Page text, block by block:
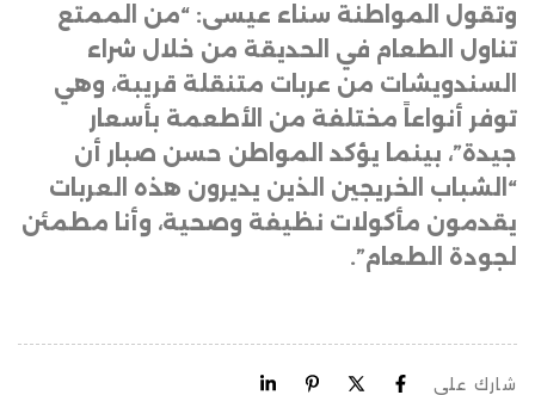
وتقول المواطنة سناء عيسى: “من الممتع
تناول الطعام في الحديقة من خلال شراء
السندويشات من عربات متنقلة قريبة، وهي
توفر أنواعاً مختلفة من الأطعمة بأسعار
جيدة”، بينما يؤكد المواطن حسن صبار أن
“الشباب الخريجين الذين يديرون هذه العربات
يقدمون مأكولات نظيفة وصحية، وأنا مطمئن
لجودة الطعام”.
شارك على